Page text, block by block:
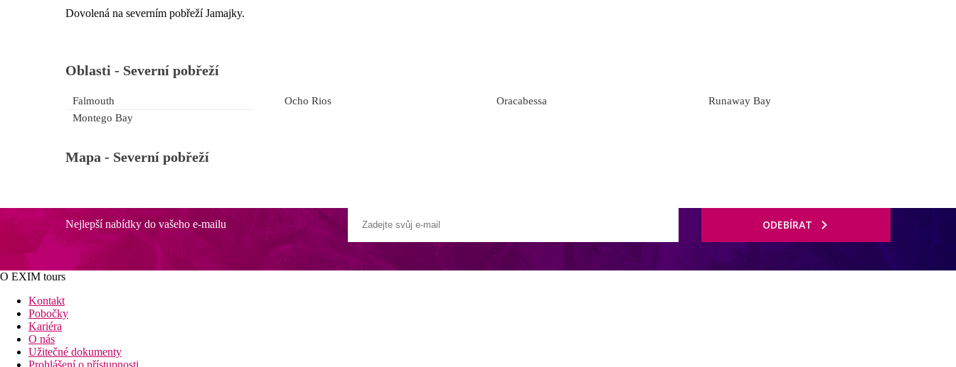
Dovolená na severním pobřeží Jamajky.
Oblasti - Severní pobřeží
Falmouth
Montego Bay
Ocho Rios Oracabessa Runaway Bay
Mapa - Severní pobřeží
Nejlepší nabídky do vašeho e-mailu ODEBÍRAT
O EXIM tours
Kontakt
Pobočky
Kariéra
O nás
Užitečné dokumenty
Prohlášení o přístupnosti